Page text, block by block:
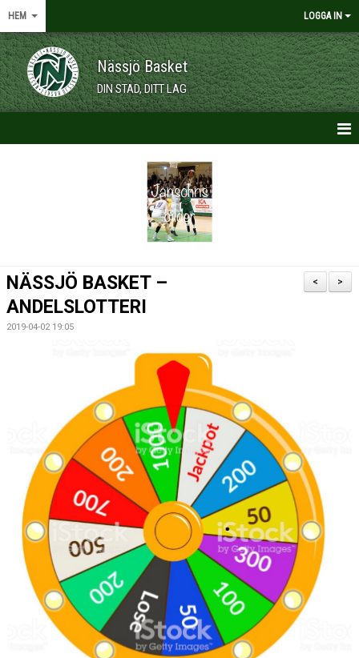
HEM LOGGA IN
Nässjö Basket
DIN STAD, DITT LAG
VÅRA LAG/TRÄNARE
ALF HÅKANSSONS MINNESFOND
>
<
NÄSSJÖ BASKET –
ANDELSLOTTERI
2019-04-02 19:05